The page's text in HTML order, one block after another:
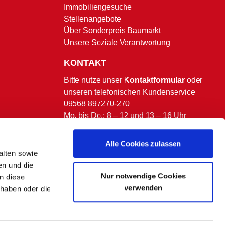
sowie
und die
diese
oder die
Alle Cookies zulassen
Nur notwendige Cookies
verwenden
Immobiliengesuche
Stellenangebote
Über Sonderpreis Baumarkt
Unsere Soziale Verantwortung
KONTAKT
Bitte nutze unser Kontaktformular oder
unseren telefonischen Kundenservice
09568 897270-270
Mo. bis Do.: 8 – 12 und 13 – 16 Uhr
(ausgenommen bundesweite & bayerische
kommen.